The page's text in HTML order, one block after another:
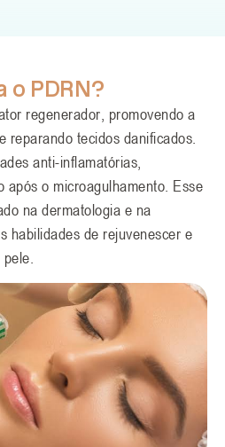
o PDRN?
regenerador, promovendo a
reparando tecidos danificados.
anti-inflamatórias,
após o microagulhamento. Esse
na dermatologia e na
habilidades de rejuvenescer e